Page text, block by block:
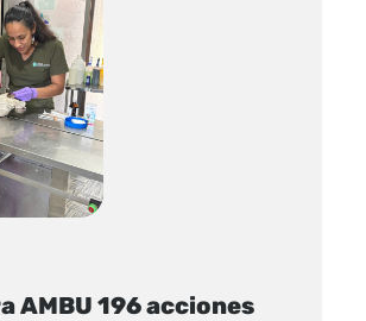
AMBU 196 acciones